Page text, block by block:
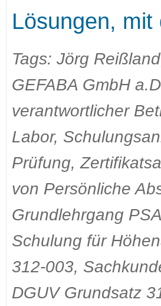
Lösungen,
Tags: Jörg
GEFABA GmbH
verantwortlicher
Labor,
Prüfung,
von Persönliche
Grundlehrgang
Schulung für
312-003,
DGUV Grundsatz